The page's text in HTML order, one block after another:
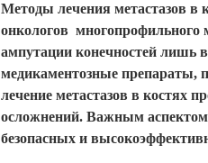
Методы лечения метастазов в
онкологов многопрофильного
ампутации конечностей лишь
медикаментозные препараты,
лечение метастазов в костях
осложнений. Важным
безопасных и